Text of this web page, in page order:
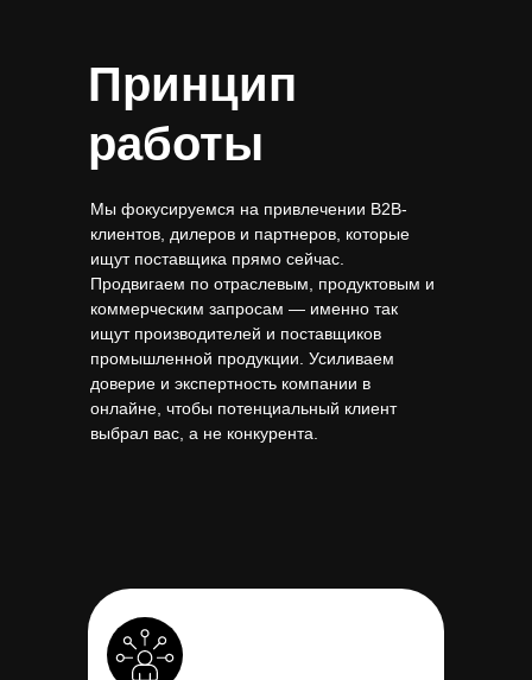
Принцип
работы
Мы фокусируемся на привлечении B2B-
клиентов, дилеров и партнеров, которые
ищут поставщика прямо сейчас.
Продвигаем по отраслевым, продуктовым и
коммерческим запросам — именно так
ищут производителей и поставщиков
промышленной продукции. Усиливаем
доверие и экспертность компании в
онлайне, чтобы потенциальный клиент
выбрал вас, а не конкурента.